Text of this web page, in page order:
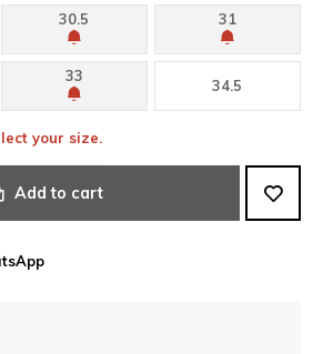
30.5 31
33
34.5
your size.
Add to cart